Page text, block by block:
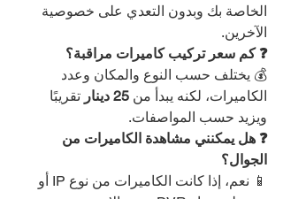
الخاصة بك وبدون التعدي على خصوصية
الآخرين.
❓ كم سعر تركيب كاميرات مراقبة؟
💰 يختلف حسب النوع والمكان وعدد
الكاميرات، لكنه يبدأ من 25 دينار
تقريبًا
ويزيد حسب المواصفات.
❓ هل يمكنني مشاهدة الكاميرات من
الجوال؟
📱 نعم، إذا كانت الكاميرات من نوع IP أو